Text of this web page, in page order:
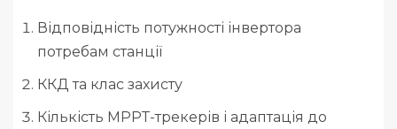
Відповідність потужності інвертора
потребам станції
ККД та клас захисту
Кількість MPPT-трекерів і адаптація до